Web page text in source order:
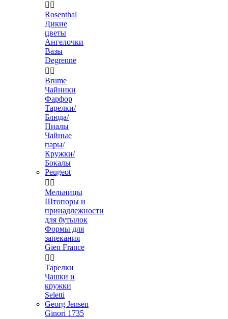
 
Rosenthal
Дикие
цветы
Ангелочки
Вазы
Degrenne
 
Brume
Чайники
Фарфор
Тарелки/
Блюда/
Пиалы
Чайные
пары/
Кружки/
Бокалы
Peugeot
 
Мельницы
Штопоры и
принадлежности
для бутылок
Формы для
запекания
Gien France
 
Тарелки
Чашки и
кружки
Seletti
Georg Jensen
Ginori 1735